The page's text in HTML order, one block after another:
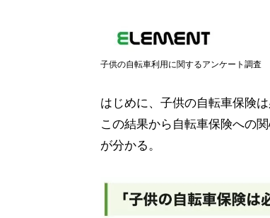
子供の自転車利用に関するアンケート調査
はじめに、子供の自転車保険
この結果から自転車保険への
が分かる。